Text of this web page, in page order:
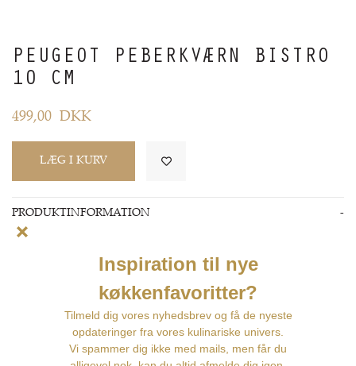
PEUGEOT PEBERKVÆRN BISTRO
10 CM
499,00 DKK
PRODUKTINFORMATION
Lager:
1 - 3 dage
PRODUKTBESKRIVELSE
PEBERKVÆRN I OLIVENTRÆ